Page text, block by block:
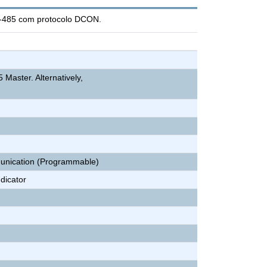
com protocolo DCON.
Master. Alternatively,
(Programmable)